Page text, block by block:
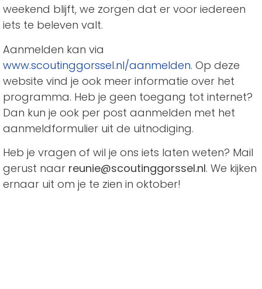
weekend blijft, we zorgen dat er voor iedereen
iets te beleven valt.
Aanmelden kan via
www.scoutinggorssel.nl/aanmelden. Op deze
website vind je ook meer informatie over het
programma. Heb je geen toegang tot internet?
Dan kun je ook per post aanmelden met het
aanmeldformulier uit de uitnodiging.
Heb je vragen of wil je ons iets laten weten? Mail
gerust naar reunie@scoutinggorssel.nl. We kijken
ernaar uit om je te zien in oktober!